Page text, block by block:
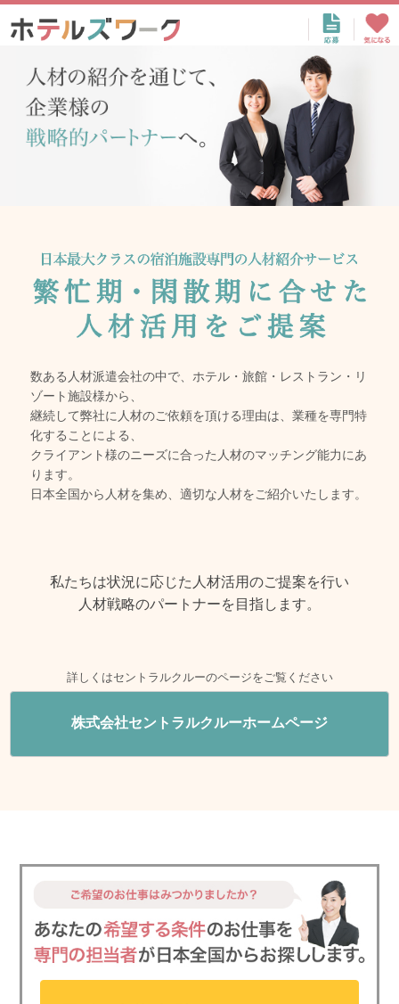
数ある人材派遣会社の中で、ホテル・旅館・レストラン・リ
ゾート施設様から、
継続して弊社に人材のご依頼を頂ける理由は、業種を専門特
化することによる、
クライアント様のニーズに合った人材のマッチング能力にあ
ります。
日本全国から人材を集め、適切な人材をご紹介いたします。
私たちは状況に応じた人材活用のご提案を行い
人材戦略のパートナーを目指します。
詳しくはセントラルクルーのページをご覧ください
株式会社セントラルクルーホームページ